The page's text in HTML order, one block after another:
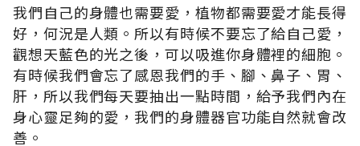
我們自己的身體也需要愛，植物都需要愛才能長得
好，何況是人類。所以有時候不要忘了給自己愛，
觀想天藍色的光之後，可以吸進你身體裡的細胞。
有時候我們會忘了感恩我們的手、腳、鼻子、胃、
肝，所以我們每天要抽出一點時間，給予我們內在
身心靈足夠的愛，我們的身體器官功能自然就會改
善。